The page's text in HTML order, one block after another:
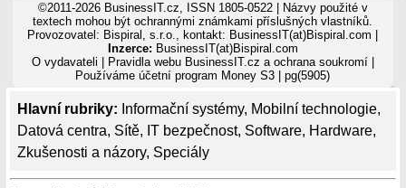
Hlavní rubriky: Informační systémy, Mobilní technologie,
Datová centra, Sítě, IT bezpečnost, Software, Hardware,
Zkušenosti a názory, Speciály
©2011-2026 BusinessIT.cz, ISSN 1805-0522 | Názvy použité v
textech mohou být ochrannými známkami příslušných vlastníků.
Provozovatel: Bispiral, s.r.o., kontakt: BusinessIT(at)Bispiral.com |
Inzerce: BusinessIT(at)Bispiral.com
O vydavateli
Pravidla webu BusinessIT.cz a ochrana soukromí|
Používámeúčetní program Money S3 | pg(5905)